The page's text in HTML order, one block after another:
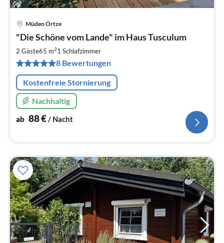
Müden Örtze
"Die Schöne vom Lande" im Haus Tusculum
2 Gäste65 m21 Schlafzimmer
8 Bewertungen
Kostenfreie Stornierung
Nachhaltig
ab 88€/ Nacht